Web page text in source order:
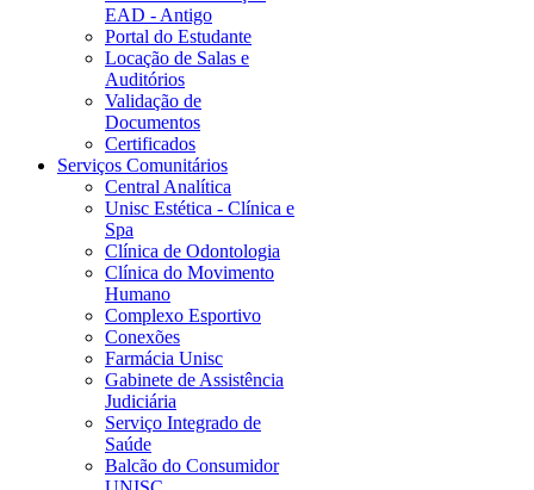
EAD - Antigo
Portal do Estudante
Locação de Salas e
Auditórios
Validação de
Documentos
Certificados
Serviços Comunitários
Central Analítica
Unisc Estética - Clínica e
Spa
Clínica de Odontologia
Clínica do Movimento
Humano
Complexo Esportivo
Conexões
Farmácia Unisc
Gabinete de Assistência
Judiciária
Serviço Integrado de
Saúde
Balcão do Consumidor